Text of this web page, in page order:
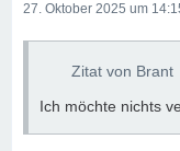
27. Oktober 2025 um
Zitat von Brant
Ich möchte nichts